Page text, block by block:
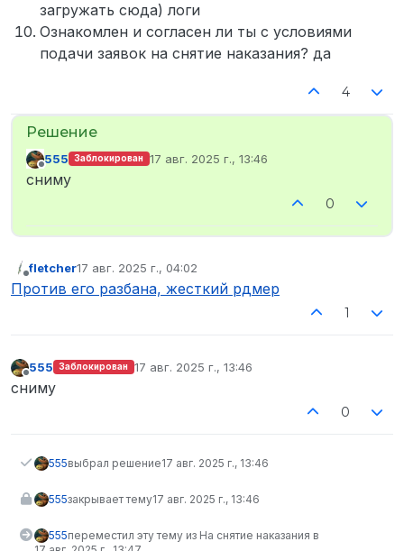
загружать сюда) логи
Ознакомлен и согласен ли ты с условиями
подачи заявок на снятие наказания? да
4
Не в сети
555 Заблокирован 17 авг. 2025 г., 13:46
отредактировано
сниму
0
fletcher17 авг. 2025 г., 04:02
отредактировано
Против его разбана, жесткий рдмер
1
Не в сети
555 Заблокирован 17 авг. 2025 г., 13:46
отредактировано
сниму
0
555выбрал решение17 авг. 2025 г., 13:46
555закрывает тему17 авг. 2025 г., 13:46
555переместил эту тему из На снятие наказания в